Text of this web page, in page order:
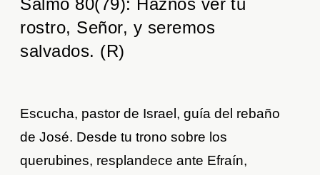
rostro, Señor, y seremos
salvados. (R)
Escucha, pastor de Israel, guía del rebaño
de José. Desde tu trono sobre los
querubines, resplandece ante Efraín,